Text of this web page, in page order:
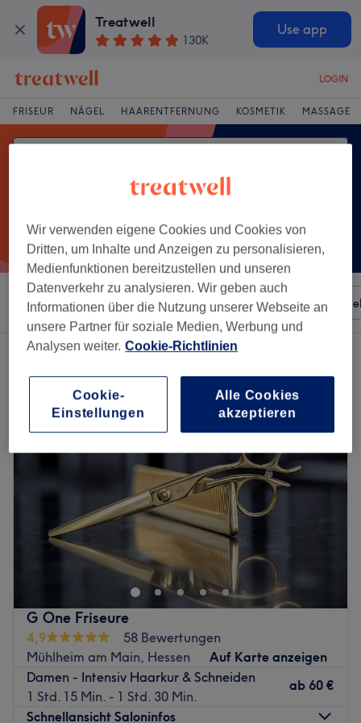
Treatwell
130K
Use app
LOGIN
FRISEUR NÄGEL HAARENTFERNUNG KOSMETIK MASSAGE
Sortieren nach Besonderheiten Salons
Ein Salon, der anbietet:
G One Friseure
4,9
58 Bewertungen
Mühlheim am Main, Hessen
Auf Karte anzeigen
Damen - Intensiv Haarkur & Schneiden
1 Std. 15 Min. - 1 Std. 30 Min.
ab 60 €
Schnellansicht Saloninfos
Wir verwenden eigene Cookies und Cookies von
Dritten, um Inhalte und Anzeigen zu personalisieren,
Medienfunktionen bereitzustellen und unseren
Datenverkehr zu analysieren. Wir geben auch
Informationen über die Nutzung unserer Webseite an
unsere Partner für soziale Medien, Werbung und
Analysen weiter. Cookie-Richtlinien
Cookie-
Einstellungen
Alle Cookies
akzeptieren